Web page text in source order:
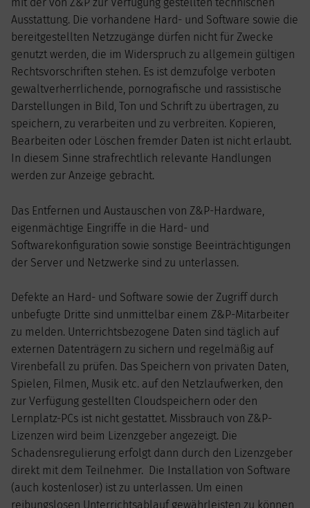
Ausstattung. Die vorhandene Hard- und Software sowie die
bereitgestellten Netzzugänge dürfen nicht für Zwecke
genutzt werden, die im Widerspruch zu allgemein gültigen
Rechtsvorschriften stehen. Es ist demzufolge verboten
gewaltverherrlichende, pornografische und rassistische
Darstellungen in Bild, Ton und Schrift zu übertragen, zu
speichern, zu verarbeiten und zu verbreiten. Kopieren,
Bearbeiten oder Löschen fremder Daten ist nicht erlaubt.
In diesem Sinne strafrechtlich relevante Handlungen
werden zur Anzeige gebracht.
Das Entfernen und Austauschen von Z&P-Hardware,
eigenmächtige Eingriffe in die Hard- und
Softwarekonfiguration sowie sonstige Beeinträchtigungen
der Server und Netzwerke sind zu unterlassen.
Defekte an Hard- und Software sowie der Zugriff durch
unbefugte Dritte sind unmittelbar einem Z&P-Mitarbeiter
zu melden. Unterrichtsbezogene Daten sind täglich auf
externen Datenträgern zu sichern und regelmäßig auf
Virenbefall zu prüfen. Das Speichern von privaten Daten,
Spielen, Filmen, Musik etc. auf den Netzlaufwerken, den
zur Verfügung gestellten Cloudspeichern oder den
Lernplatz-PCs ist nicht gestattet. Missbrauch von Z&P-
Lizenzen wird beim Lizenzgeber angezeigt. Die
Schadensregulierung erfolgt dann durch den Lizenzgeber
direkt mit dem Teilnehmer. Die Installation von Software
(auch kostenloser) ist zu unterlassen. Um einen
reibungslosen Unterrichtsablauf gewährleisten zu können,